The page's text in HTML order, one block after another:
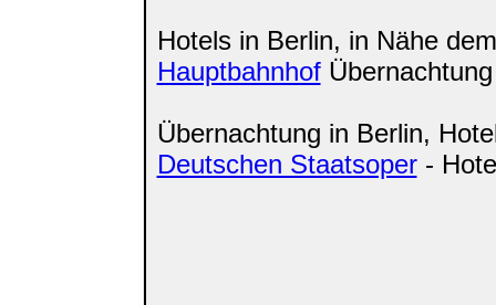
Hotels in Berlin, in Nähe
HauptbahnhofÜbernachtung
Übernachtung in Berlin,
Deutschen Staatsoper-